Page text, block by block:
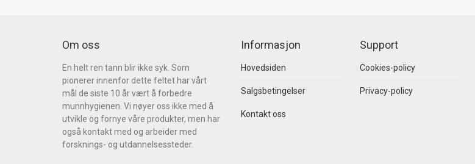
Om oss
En helt ren tann blir ikke syk. Som
pionerer innenfor dette feltet har vårt
mål de siste 10 år vært å forbedre
munnhygienen. Vi nøyer oss ikke med å
utvikle og fornye våre produkter, men har
også kontakt med og arbeider med
forsknings- og utdannelsessteder.
Informasjon
Hovedsiden
Salgsbetingelser
Kontakt oss
Support
Cookies-policy
Privacy-policy